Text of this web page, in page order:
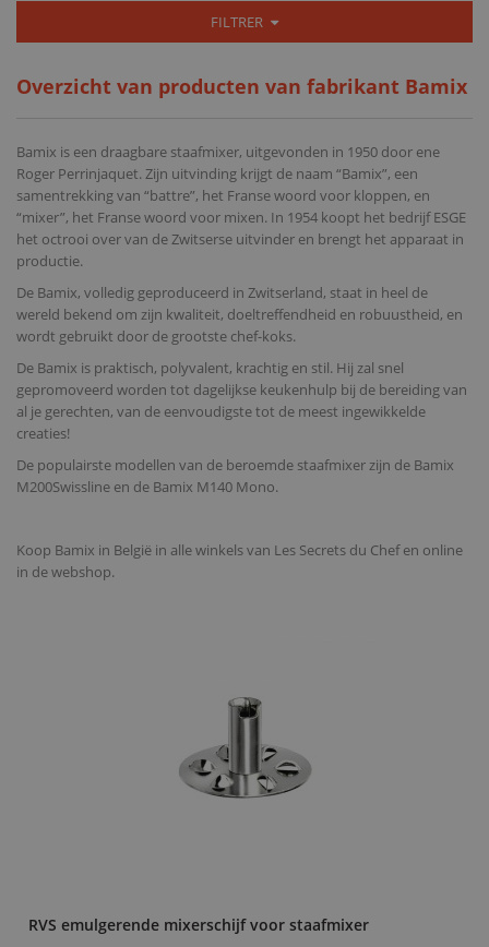
FILTRER
Overzicht van producten van fabrikant Bamix
Bamix is een draagbare staafmixer, uitgevonden in 1950 door ene
Roger Perrinjaquet. Zijn uitvinding krijgt de naam “Bamix”, een
samentrekking van “battre”, het Franse woord voor kloppen, en
“mixer”, het Franse woord voor mixen. In 1954 koopt het bedrijf ESGE
het octrooi over van de Zwitserse uitvinder en brengt het apparaat in
productie.
De Bamix, volledig geproduceerd in Zwitserland, staat in heel de
wereld bekend om zijn kwaliteit, doeltreffendheid en robuustheid, en
wordt gebruikt door de grootste chef-koks.
De Bamix is praktisch, polyvalent, krachtig en stil. Hij zal snel
gepromoveerd worden tot dagelijkse keukenhulp bij de bereiding van
al je gerechten, van de eenvoudigste tot de meest ingewikkelde
creaties!
De populairste modellen van de beroemde staafmixer zijn de Bamix
M200Swissline en de Bamix M140 Mono.
Koop Bamix in België in alle winkels van Les Secrets du Chef en online
in de webshop.
RVS emulgerende mixerschijf voor staafmixer